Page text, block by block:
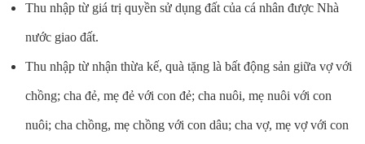
Thu nhập từ giá trị quyền sử dụng đất của cá nhân được Nhà
nước giao đất.
Thu nhập từ nhận thừa kế, quà tặng là bất động sản giữa vợ với
chồng; cha đẻ, mẹ đẻ với con đẻ; cha nuôi, mẹ nuôi với con
nuôi; cha chồng, mẹ chồng với con dâu; cha vợ, mẹ vợ với con